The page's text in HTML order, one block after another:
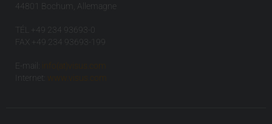
44801 Bochum, Allemagne
TÉL +49 234 93693-0
FAX +49 234 93693-199
E-mail:
info(at)visus.com
Internet:
www.visus.com